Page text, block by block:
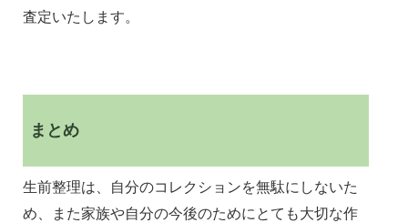
査定いたします。
まとめ
生前整理は、自分のコレクションを無駄にしないた
め、また家族や自分の今後のためにとても大切な作